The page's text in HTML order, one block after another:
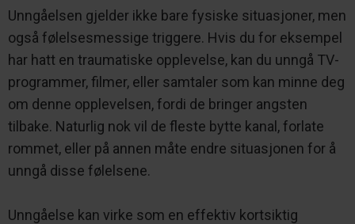
Unngåelsen gjelder ikke bare fysiske situasjoner, men
også følelsesmessige triggere. Hvis du for eksempel
har hatt en traumatiske opplevelse, kan du unngå TV-
programmer, filmer, eller samtaler som kan minne deg
om denne opplevelsen, fordi de bringer angsten
tilbake. Naturlig nok vil de fleste bytte kanal, forlate
rommet, eller på annen måte endre situasjonen for å
unngå disse følelsene.
Unngåelse kan virke som en effektiv kortsiktig